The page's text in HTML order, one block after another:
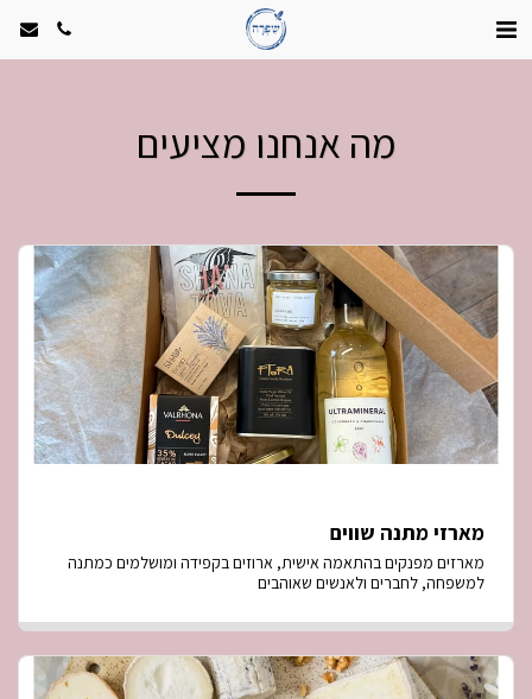
מה אנחנו מציעים
מארזי מתנה שווים
מארזים מפנקים בהתאמה אישית, ארוזים בקפידה ומושלמים כמתנה
למשפחה, לחברים ולאנשים שאוהבים